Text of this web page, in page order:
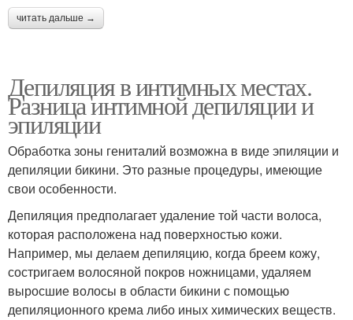
читать дальше →
Депиляция в интимных местах.
Разница интимной депиляции и
эпиляции
Обработка зоны гениталий возможна в виде эпиляции и
депиляции бикини. Это разные процедуры, имеющие
свои особенности.
Депиляция предполагает удаление той части волоса,
которая расположена над поверхностью кожи.
Например, мы делаем депиляцию, когда бреем кожу,
состригаем волосяной покров ножницами, удаляем
выросшие волосы в области бикини с помощью
депиляционного крема либо иных химических веществ.